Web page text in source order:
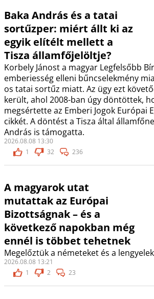
Baka András és a tatai
sortűzper: miért állt ki az
egyik elítélt mellett a
Tisza államfőjelöltje?
Korbely Jánost a magyar Legfelsőbb
emberiesség elleni bűncselekmény
os tatai sortűz miatt. Az ügy ezt
került, ahol 2008-ban úgy döntöttek,
megsértette az Emberi Jogok Európai
cikkét. A döntést a Tisza által
András is támogatta.
2026.08.08 13:30
1
32 236
A magyarok utat
mutattak az Európai
Bizottságnak – és a
következő napokban még
ennél is többet tehetnek
Megelőztük a németeket és a
2026.08.08 13:21
1
2 23